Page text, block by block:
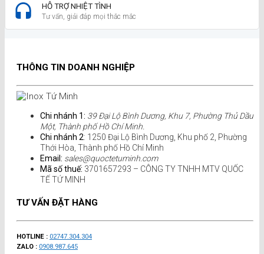
HỖ TRỢ NHIỆT TÌNH
Tư vấn, giải đáp mọi thắc mắc
THÔNG TIN DOANH NGHIỆP
Chi nhánh 1: 39 Đại Lộ Bình Dương, Khu 7, Phường Thủ Dầu
Một, Thành phố Hồ Chí Minh.
Chi nhánh 2: 1250 Đại Lộ Bình Dương, Khu phố 2, Phường
Thới Hòa, Thành phố Hồ Chí Minh
Email: sales@quoctetuminh.com
Mã số thuế: 3701657293 – CÔNG TY TNHH MTV QUỐC
TẾ TỨ MINH
TƯ VẤN ĐẶT HÀNG
HOTLINE : 02747.304.304
ZALO : 0908.987.645